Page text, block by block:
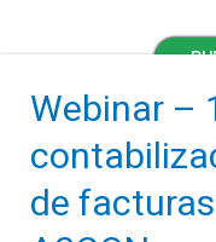
Webinar –
de